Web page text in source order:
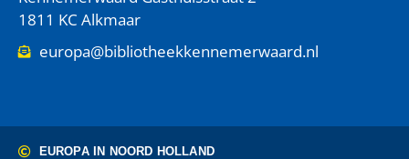
1811 KC Alkmaar
europa@bibliotheekkennemerwaard.nl
EUROPA IN NOORD HOLLAND